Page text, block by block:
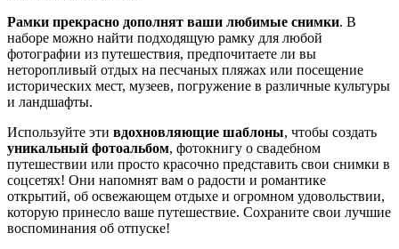
Рамки прекрасно дополнят ваши любимые снимки. В
наборе можно найти подходящую рамку для любой
фотографии из путешествия, предпочитаете ли вы
неторопливый отдых на песчаных пляжах или посещение
исторических мест, музеев, погружение в различные культуры
и ландшафты.
Используйте эти вдохновляющие шаблоны, чтобы создать
уникальный фотоальбом, фотокнигу о свадебном
путешествии или просто красочно представить свои снимки в
соцсетях! Они напомнят вам о радости и романтике
открытий, об освежающем отдыхе и огромном удовольствии,
которую принесло ваше путешествие. Сохраните свои лучшие
воспоминания об отпуске!